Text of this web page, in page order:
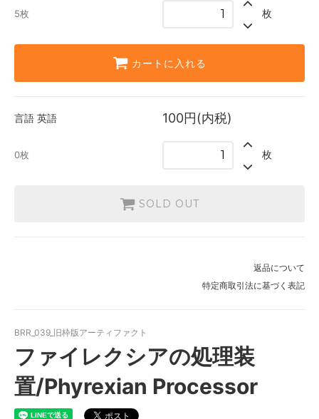
5枚 枚
カートに入れる
言語 英語 100円(内税)
0枚 枚
SOLD OUT
返品について
特定商取引法に基づく表記
BRR_039_旧枠版アーティファクト
ファイレクシアの処理装
置/Phyrexian Processor